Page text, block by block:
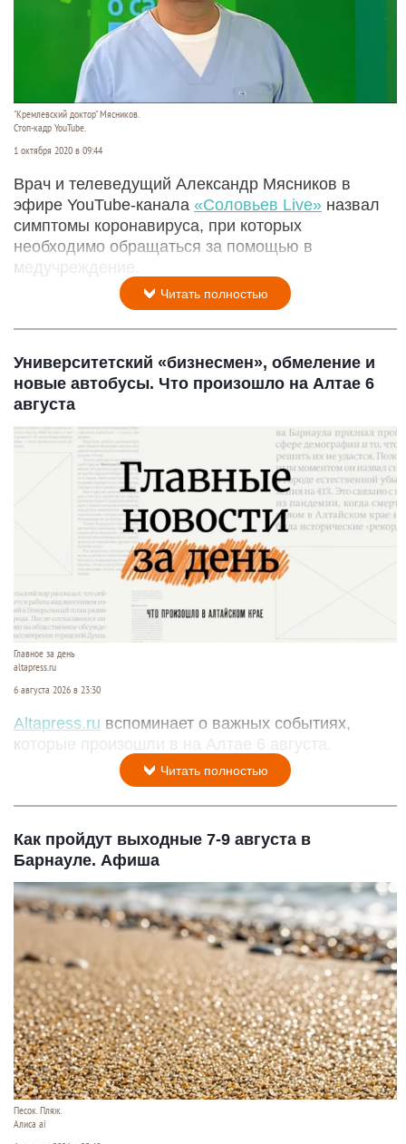
"Кремлевский доктор" Мясников.
Стоп-кадр YouTube.
1 октября 2020 в 09:44
Врач и телеведущий Александр Мясников в
эфире YouTube-канала «Соловьев Live» назвал
симптомы коронавируса, при которых
необходимо обращаться за помощью в
медучреждение.
Читать полностью
Университетский «бизнесмен», обмеление и
новые автобусы. Что произошло на Алтае 6
августа
Главное за день
altapress.ru
6 августа 2026 в 23:30
Altapress.ru вспоминает о важных событиях,
которые произошли в на Алтае 6 августа.
Читать полностью
Как пройдут выходные 7-9 августа в
Барнауле. Афиша
Песок. Пляж.
Алиса ai